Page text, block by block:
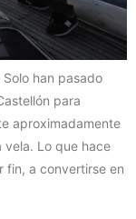
han pasado
para
aproximadamente
vela. Lo que hace
fin, a convertirse en